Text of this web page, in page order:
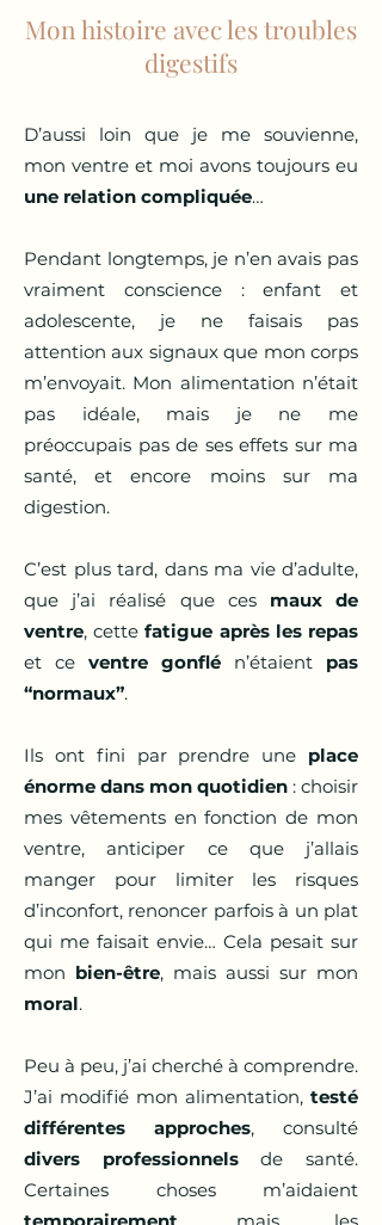
Mon histoire avec les troubles
digestifs
D’aussi loin que je me souvienne,
mon ventre et moi avons toujours eu
une relation compliquée…
Pendant longtemps, je n’en avais pas
vraiment conscience : enfant et
adolescente, je ne faisais pas
attention aux signaux que mon corps
m’envoyait. Mon alimentation n’était
pas idéale, mais je ne me
préoccupais pas de ses effets sur ma
santé, et encore moins sur ma
digestion.
C’est plus tard, dans ma vie d’adulte,
que j’ai réalisé que ces maux de
ventre, cettefatigue après les repas
et ce ventre gonflé n’étaient pas
“normaux”.
Ils ont fini par prendre une place
énorme dans mon quotidien : choisir
mes vêtements en fonction de mon
ventre, anticiper ce que j’allais
manger pour limiter les risques
d’inconfort, renoncer parfois à un plat
qui me faisait envie… Cela pesait sur
mon bien-être, mais aussi sur mon
moral.
Peu à peu, j’ai cherché à comprendre.
J’ai modifié mon alimentation, testé
différentes approches, consulté
divers professionnelsde santé.
Certaines choses m’aidaient